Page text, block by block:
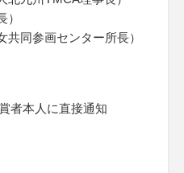
同参画センター所長）
者本人に直接通知